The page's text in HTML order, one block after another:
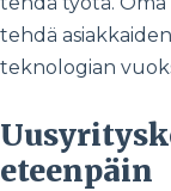
tehdä
teknologian
eteenpäin